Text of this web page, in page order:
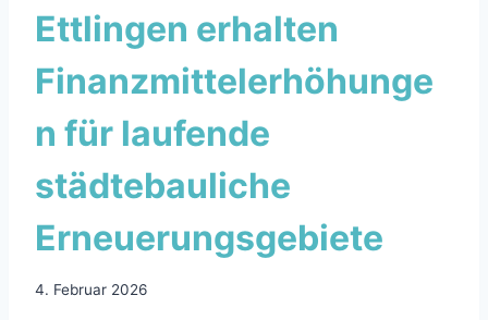
Ettlingen erhalten
Finanzmittelerhöhunge
n für laufende
städtebauliche
Erneuerungsgebiete
4. Februar 2026